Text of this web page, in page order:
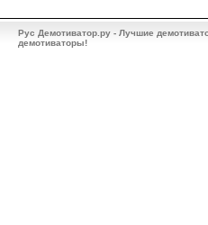
Рус Демотиватор.ру - Лучшие
демотиваторы!